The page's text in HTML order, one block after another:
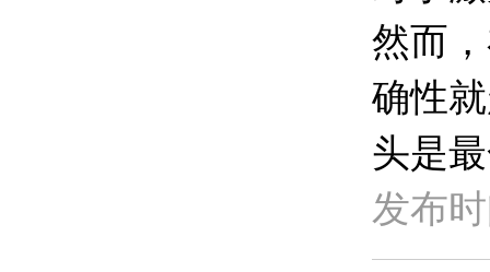
然而
确性
头是
发布